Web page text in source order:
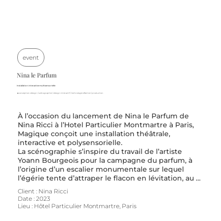
event
Nina le Parfum
Installation interactive multisensorielle
■ conception design / scénographie / design interactif / technologie olfactive / production
À l’occasion du lancement de Nina le Parfum de
Nina Ricci à l’Hotel Particulier Montmartre à Paris,
Magique conçoit une installation théâtrale,
interactive et polysensorielle.
La scénographie s’inspire du travail de l’artiste
Yoann Bourgeois pour la campagne du parfum, à
l’origine d’un escalier monumentale sur lequel
l’égérie tente d’attraper le flacon en lévitation, au
le-Vicomte.
Les invité sont conviés à tenter d’attraper le fruit
Client : Nina Ricci
Date : 2023
Lieu : Hôtel Particulier Montmartre, Paris